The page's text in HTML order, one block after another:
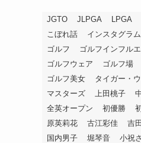
JGTO JLPGA LPGA
こぼれ話
インスタグラム
ゴルフ
ゴルフインフル
ゴルフウェア
ゴルフ場
ゴルフ美女
タイガー・
マスターズ
上田桃子
全英オープン
初優勝
原英莉花
古江彩佳 吉
国内男子
堀琴音 小祝